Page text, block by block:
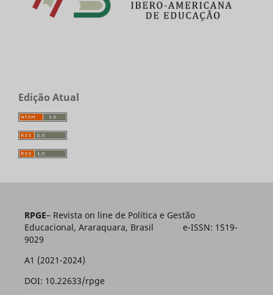
Edição Atual
RPGE– Revista on line de Política e Gestão
Educacional, Araraquara, Brasil e-ISSN: 1519-
9029
A1 (2021-2024)
DOI: 10.22633/rpge